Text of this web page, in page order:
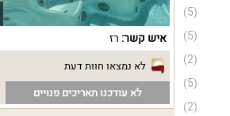
(5)
(5)
(2)
(5)
(2)
איש קשר: רז
לא נמצאו חוות דעת
לא עודכנו תאריכים פנויים